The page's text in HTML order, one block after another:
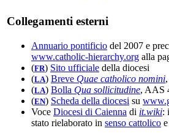
Collegamenti esterni
Annuario pontificio del 2007 e
www.catholic-hierarchy.org alla
(FR) Sito ufficiale della diocesi
(LA) Breve Quae catholico nomini
(LA) Bolla Qua sollicitudine, AAS
(EN) Scheda della diocesi su
Voce Diocesi di Caienna di it.wiki:
stato rielaborato in senso cattolico